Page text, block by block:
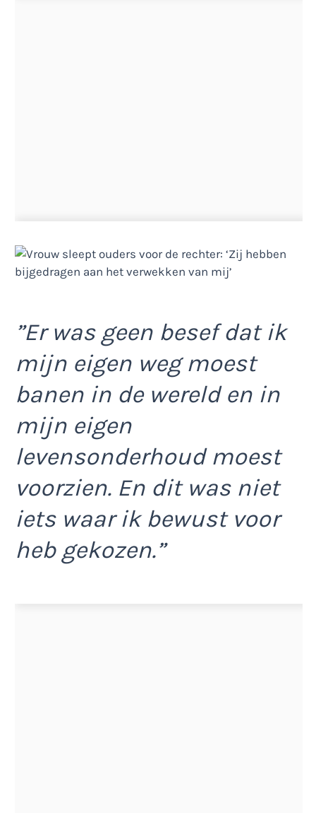
”Er was geen besef dat ik
mijn eigen weg moest
banen in de wereld en in
mijn eigen
levensonderhoud moest
voorzien. En dit was niet
iets waar ik bewust voor
heb gekozen.”